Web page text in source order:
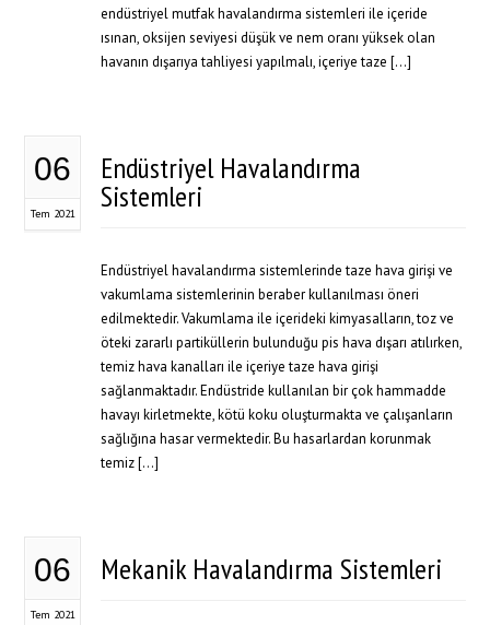
endüstriyel mutfak havalandırma sistemleri ile içeride
ısınan, oksijen seviyesi düşük ve nem oranı yüksek olan
havanın dışarıya tahliyesi yapılmalı, içeriye taze […]
06
Tem 2021
Endüstriyel Havalandırma
Sistemleri
Endüstriyel havalandırma sistemlerinde taze hava girişi ve
vakumlama sistemlerinin beraber kullanılması öneri
edilmektedir. Vakumlama ile içerideki kimyasalların, toz ve
öteki zararlı partiküllerin bulunduğu pis hava dışarı atılırken,
temiz hava kanalları ile içeriye taze hava girişi
sağlanmaktadır. Endüstride kullanılan bir çok hammadde
havayı kirletmekte, kötü koku oluşturmakta ve çalışanların
sağlığına hasar vermektedir. Bu hasarlardan korunmak
temiz […]
06
Tem 2021
Mekanik Havalandırma Sistemleri